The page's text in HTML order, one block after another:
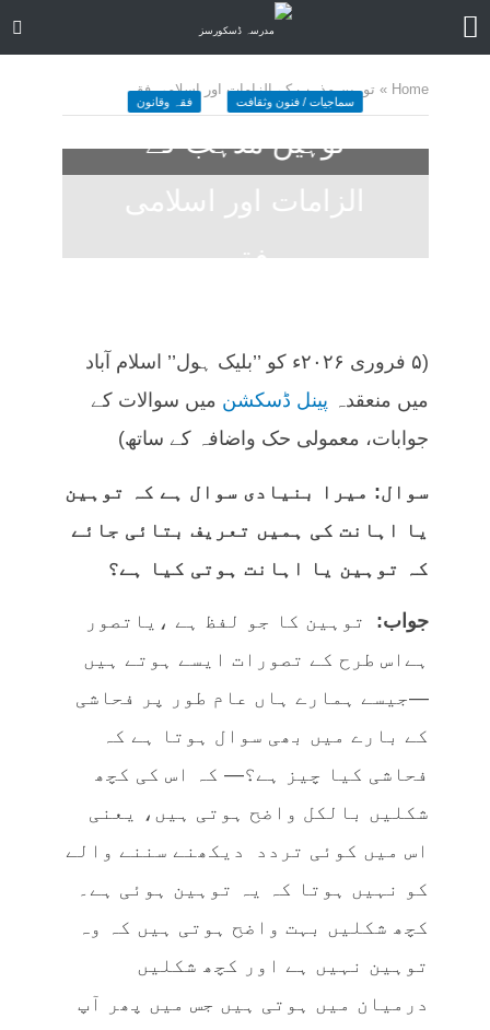
Home
» توہین مذہب کے الزامات اور اسلامی فقہ
سماجیات / فنون وثقافت فقہ وقانون
توہین مذہب کے
الزامات اور اسلامی
فقہ
(۵ فروری ۲۰۲۶ء کو ’’بلیک ہول’’ اسلام آباد
میں منعقدہ پینل ڈسکشن میں سوالات کے
جوابات، معمولی حک واضافہ کے ساتھ)
سوال: میرا بنیادی سوال ہے کہ توہین
یا اہانت کی ہمیں تعریف بتائی جائے
کہ توہین یا اہانت ہوتی کیا ہے؟
جواب:
توہین کا جو لفظ ہے ،یاتصور
ہےاس طرح کے تصورات ایسے ہوتے ہیں
—جیسے ہمارے ہاں عام طور پر فحاشی
کے بارے میں بھی سوال ہوتا ہے کہ
فحاشی کیا چیز ہے؟— کہ اس کی کچھ
شکلیں بالکل واضح ہوتی ہیں، یعنی
اس میں کوئی تردد دیکھنے سننے والے
کو نہیں ہوتا کہ یہ توہین ہوئی ہے۔
کچھ شکلیں بہت واضح ہوتی ہیں کہ وہ
توہین نہیں ہے اور کچھ شکلیں
درمیان میں ہوتی ہیں جس میں پھر آپ